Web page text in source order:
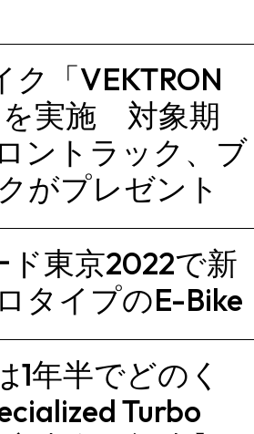
ク「VEKTRON
を実施 対象期
ントラック、ブ
がプレゼント
ド東京2022で新
タイプのE-Bike
1年半でどのく
Turbo